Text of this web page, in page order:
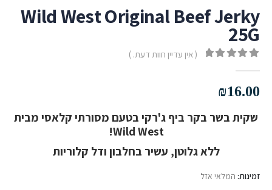
Wild West Original Beef Jerky
25G
( אין עדיין חוות דעת. )
₪16.00
שקית בשר בקר ביף ג'רקי בטעם מסורתי קלאסי מבית
Wild West!
ללא גלוטן, עשיר בחלבון ודל קלוריות
זמינות: המלאי אזל